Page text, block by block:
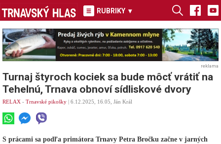
RUBRIKY ▾
reklama
Turnaj štyroch kociek sa bude môcť vrátiť na
Tehelnú, Trnava obnoví sídliskové dvory
RELAX - Trnavské pikošky | 6.12.2025, 16.05, Ján Král
S prácami sa podľa primátora Trnavy Petra Bročku začne v jarných